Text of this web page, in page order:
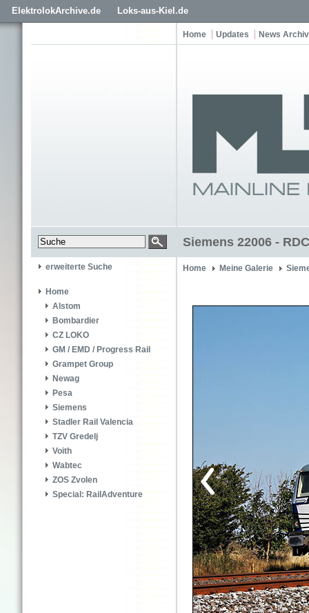
ElektrolokArchive.de Loks-aus-Kiel.de
Home Updates News Archiv
Siemens 22006 -
erweiterte Suche
Home
Alstom
Bombardier
CZ LOKO
GM / EMD / Progress Rail
Grampet Group
Newag
Pesa
Siemens
Stadler Rail Valencia
TZV Gredelj
Voith
Wabtec
ZOS Zvolen
Special: RailAdventure
Home Meine Galerie